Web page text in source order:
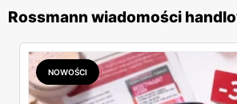
Rossmann wiadomości
NOWOŚCI